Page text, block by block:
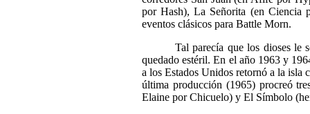
por Hash), La Señorita (en Ciencia
eventos clásicos para Battle Morn.
Tal parecía que los dioses le
quedado estéril. En el año 1963 y
a los Estados Unidos retornó a la isla
última producción (1965) procreó
Elaine por Chicuelo) y El Símbolo